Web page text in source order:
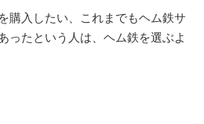
購入したい、これまでもヘム鉄サ
ったという人は、ヘム鉄を選ぶよ